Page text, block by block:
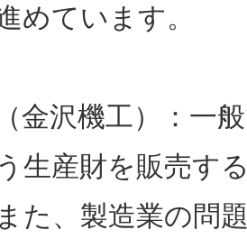
めています。
金沢機工）：一
生産財を販売す
た、製造業の問